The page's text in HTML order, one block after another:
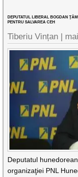
DEPUTATUL LIBERAL BOGDAN
PENTRU SALVAREA CEH
Tiberiu Vințan |
Deputatul
organizaţiei PNL